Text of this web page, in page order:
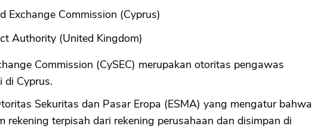
Exchange Commission (Cyprus)
Authority (United Kingdom)
Commission (CySEC) merupakan otoritas pengawas
di Cyprus.
Sekuritas dan Pasar Eropa (ESMA) yang mengatur bahwa
rekening terpisah dari rekening perusahaan dan disimpan di